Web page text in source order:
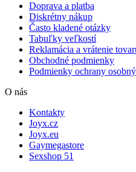
Doprava a platba
Diskrétny nákup
Často kladené otázky
Tabuľky veľkostí
Reklamácia a vrátenie
Obchodné podmienky
Podmienky ochrany
O nás
Kontakty
Joyx.cz
Joyx.eu
Gaymegastore
Sexshop 51